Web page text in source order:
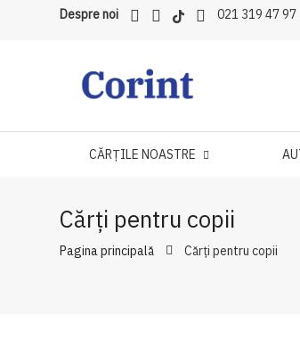
Despre noi 021 319 47 97
CĂRȚILE NOASTRE
Cărți pentru copii
Pagina principală Cărți pentru copii